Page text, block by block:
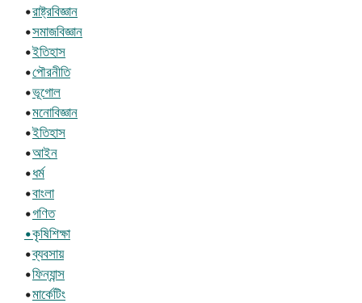
•রাষ্ট্রবিজ্ঞান
•সমাজবিজ্ঞান
•ইতিহাস
•পৌরনীতি
•ভূগোল
•মনোবিজ্ঞান
•ইতিহাস
•আইন
•ধর্ম
•বাংলা
•গণিত
•কৃষিশিক্ষা
•ব্যবসায়
•ফিন্যান্স
•মার্কেটিং